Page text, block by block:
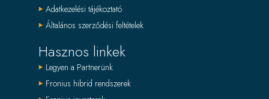
Adatkezelési tájékoztató
Általános szerződési feltételek
Hasznos linkek
Legyen a Partnerünk
Fronius hibrid rendszerek